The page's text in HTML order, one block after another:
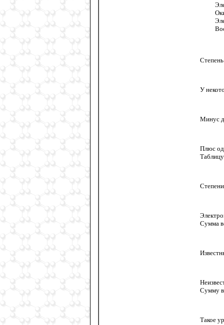
У
Минус
Плюс
Сумма
Сумму
Такое